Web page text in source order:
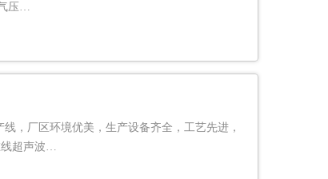
压…
，厂区环境优美，生产设备齐全，工艺先进，
线超声波…